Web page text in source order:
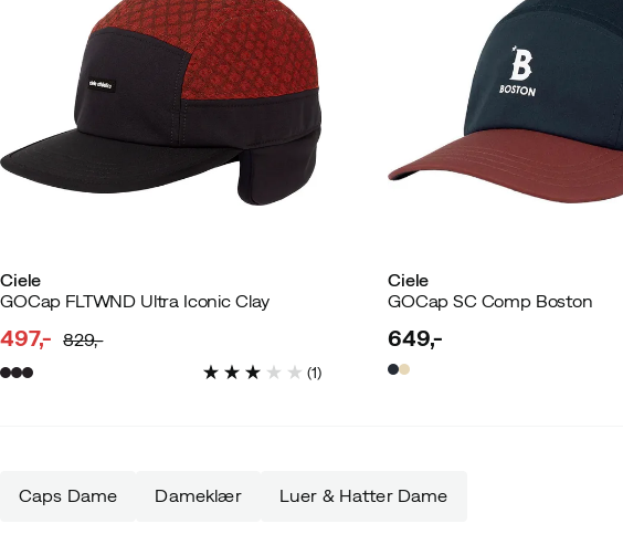
Ciele
GOCap FLTWND Ultra Iconic Clay
discounted
price
497,-
original
price
829,-
(1)
Ciele
GOCap SC Comp Boston
price
649,-
Caps Dame Dameklær Luer & Hatter Dame